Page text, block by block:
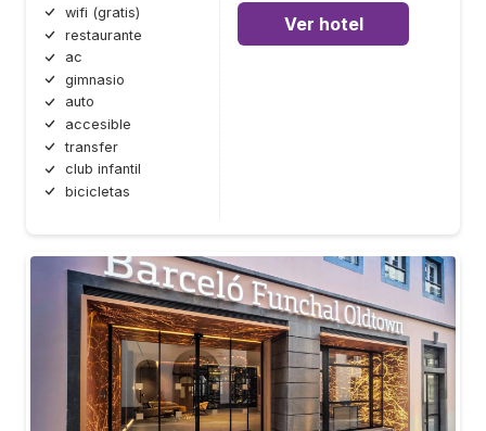
wifi (gratis)
restaurante
ac
gimnasio
auto
accesible
transfer
club infantil
bicicletas
Ver hotel